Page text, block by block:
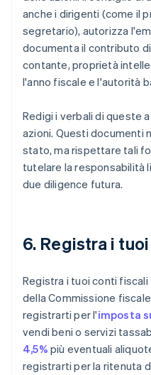
anche i dirigenti (come il
segretario), autorizza
documenta il contributo
contante, proprietà
l'anno fiscale e l'autorità
Redigi i verbali di queste
azioni. Questi documenti
stato, ma rispettare tali
tutelare la responsabilità
due diligence futura.
6. Registra i
Registra i tuoi conti
della Commissione
registrarti per l'imposta
vendi beni o servizi
4,5% più eventuali
registrarti per la ritenuta